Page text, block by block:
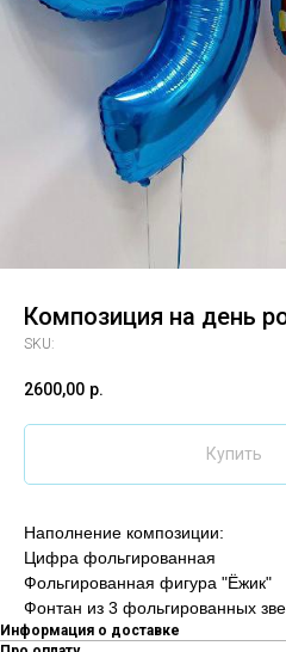
Композиция на день
SKU:
2600,00 р.
Купить
Наполнение композиции:
Цифра фольгированная
Фольгированная фигура "Ёжик"
Фонтан из 3 фольгированных
Информация о доставке